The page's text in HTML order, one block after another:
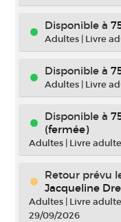
Disponible à
Adultes | Livre
Disponible à
Adultes | Livre
Disponible à
(fermée)
Adultes | Livre adulte
Retour prévu
Jacqueline
Adultes | Livre adulte
29/09/2026